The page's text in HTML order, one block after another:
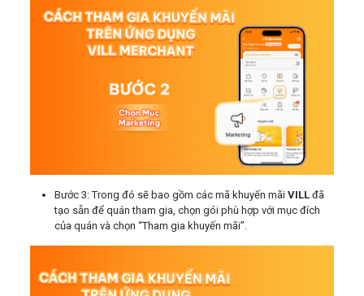
Bước 3: Trong đó sẽ bao gồm các mã khuyến mãi VILLđã
tạo sẵn để quán tham gia, chọn gói phù hợp với mục đích
của quán và chọn “Tham gia khuyến mãi”.